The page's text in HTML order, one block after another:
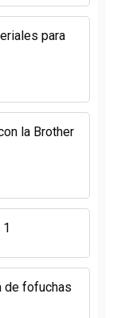
para
la Brother
de fofuchas